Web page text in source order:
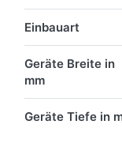
Einbauart
Geräte Breite in
mm
Geräte Tiefe in